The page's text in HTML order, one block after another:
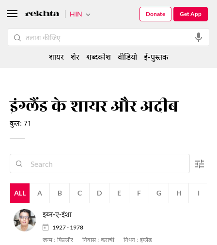
इंग्लैंड के शायर और अदीब
कुल: 71
ALL A B C D E F G H I
इब्न-ए-इंशा
1927 - 1978
जन्म : फिल्लौर निवास : कराची निधन : इंग्लैंड
HIN Get App
Donate
शायर शेर शब्दकोश वीडियो ई-पुस्तक